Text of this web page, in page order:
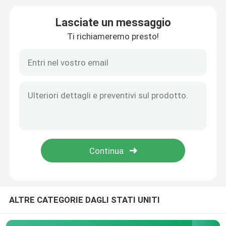
Collegatori per la tracciatura dei cavi
Interruttori e prese a prova di esplosione
Interruttore elettrico del contattore
commutatore del sensore di prossimità
Interruttore elettrico a pulsante
Lasciate un messaggio
Ti richiameremo presto!
ALTRE CATEGORIE DAGLI STATI UNITI